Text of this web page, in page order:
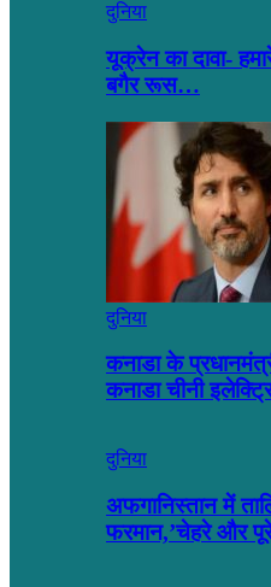
दुनिया
यूक्रेन का दावा-
बगैर रूस…
दुनिया
कनाडा के
कनाडा चीनी
दुनिया
अफगानिस्तान में
फरमान,’चेहरे और